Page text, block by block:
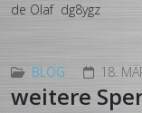
de Olaf dg8ygz
BLOG 18.
weitere